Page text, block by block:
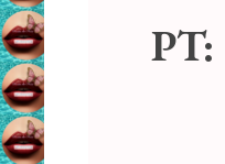
PT: